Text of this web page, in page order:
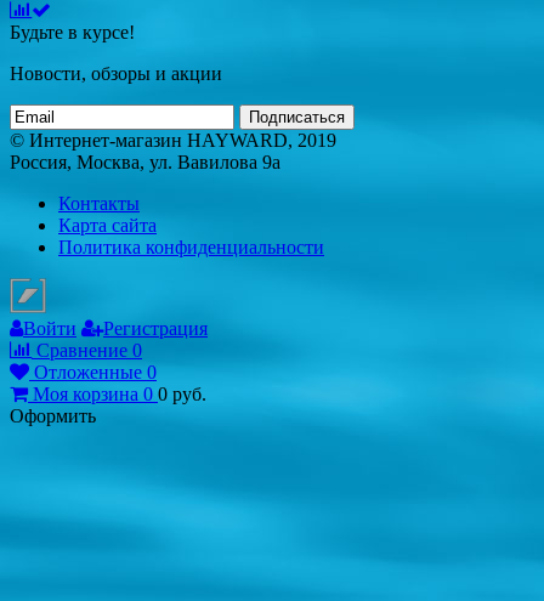
Будьте в курсе!
Новости, обзоры и акции
Подписаться
© Интернет-магазин HAYWARD, 2019
Россия, Москва, ул. Вавилова 9а
Контакты
Карта сайта
Политика конфиденциальности
Войти
Регистрация
Сравнение 0
Отложенные 0
Моя корзина 0 0 руб.
Оформить